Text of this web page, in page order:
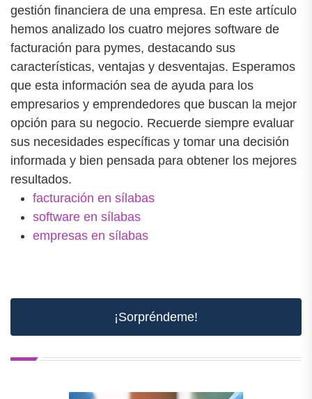
gestión financiera de una empresa. En este artículo
hemos analizado los cuatro mejores software de
facturación para pymes, destacando sus
características, ventajas y desventajas. Esperamos
que esta información sea de ayuda para los
empresarios y emprendedores que buscan la mejor
opción para su negocio. Recuerde siempre evaluar
sus necesidades específicas y tomar una decisión
informada y bien pensada para obtener los mejores
resultados.
facturación en sílabas
software en sílabas
empresas en sílabas
¡Sorpréndeme!